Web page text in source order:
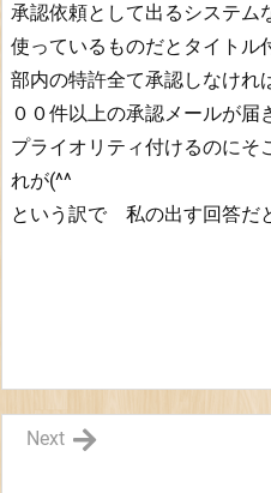
承認依頼として出るシステム
使っているものだとタイトル
部内の特許全て承認しなけれ
００件以上の承認メールが届
プライオリティ付けるのにそ
れが(^^
という訳で 私の出す回答だ
Next